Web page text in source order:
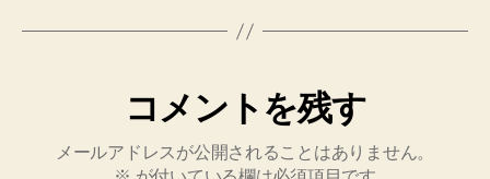
コメントを残す
メールアドレスが公開されることはありません。